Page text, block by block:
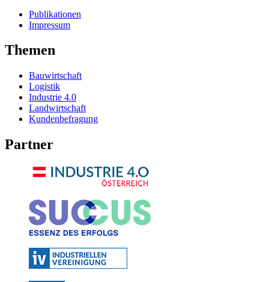
Publikationen
Impressum
Themen
Bauwirtschaft
Logistik
Industrie 4.0
Landwirtschaft
Kundenbefragung
Partner